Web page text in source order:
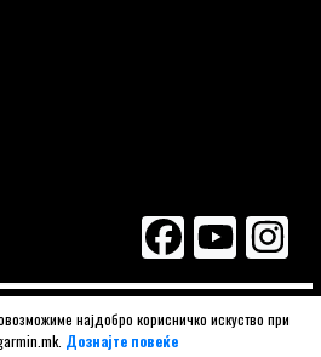
Consulting authorised distributor
најдобро корисничко искуство при
Дознајте повеќе